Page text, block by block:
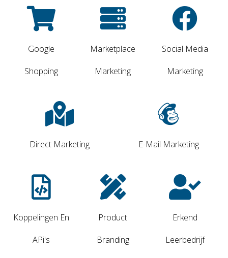
Google
Shopping
Marketplace
Marketing
Social Media
Marketing
Direct Marketing E-Mail Marketing
Koppelingen En
APi's
Product
Branding
Erkend
Leerbedrijf